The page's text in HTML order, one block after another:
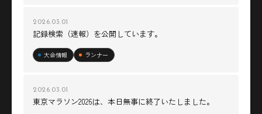
2026.03.01
記録検索（速報）を公開しています。
大会情報 ランナー
2026.03.01
東京マラソン2026は、本日無事に終了いたしました。